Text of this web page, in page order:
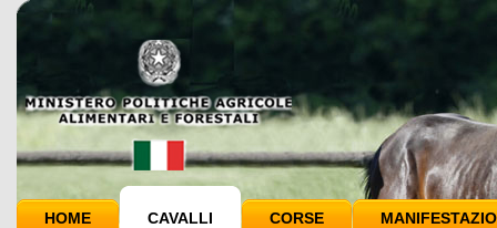
HOME CAVALLI CORSE